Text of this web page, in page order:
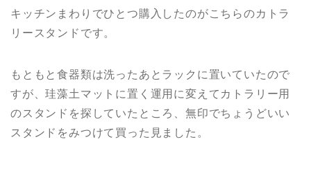
キッチンまわりでひとつ購入したのがこちらのカトラ
リースタンドです。
もともと食器類は洗ったあとラックに置いていたので
すが、珪藻土マットに置く運用に変えてカトラリー用
のスタンドを探していたところ、無印でちょうどいい
スタンドをみつけて買った見ました。